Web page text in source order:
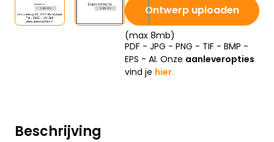
Beschrijving
Ontwerp uploaden
(max 8mb)
PDF - JPG - PNG - TIF - BMP -
EPS - AI. Onze aanleveropties
vind je hier.